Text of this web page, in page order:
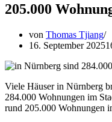
205.000
von Thomas Tjiang
16. September 2025
Viele Häuser in Nürnberg
284.000 Wohnungen im
rund 205.000 Wohnungen